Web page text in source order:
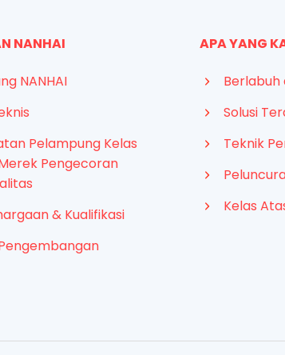
NANHAI
NANHAI
Pelampung Kelas
Pengecoran
& Kualifikasi
APA YANG
Solusi
Teknik
Kelas